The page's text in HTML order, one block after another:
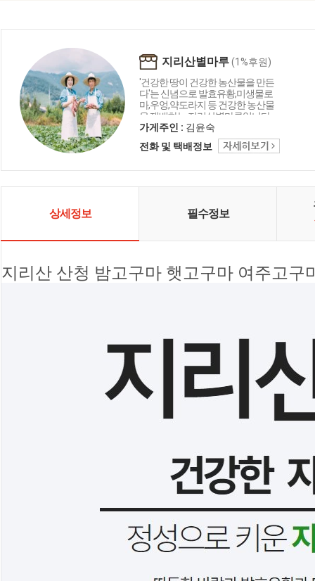
지리산별마루(1%후원)
'건강한 땅이 건강한 농산물을 만든
다'는 신념으로 발효유황,미생물로
마,우엉,약도라지 등 건강한 농산물
을 재배하는 지리산별마루입니다.
가게주인 : 김윤숙
전화 및 택배정보
상세정보 필수정보
지리산 산청 밤고구마 햇고구마 여주고구